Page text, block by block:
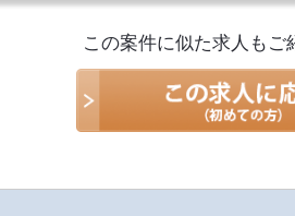
この案件に似た求人もご